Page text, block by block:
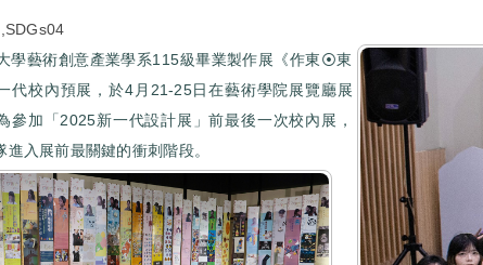
學藝術創意產業學系115級畢業製作展《作東⦿東
代校內預展，於4月21-25日在藝術學院展覽廳展
參加「2025新一代設計展」前最後一次校內展，
入展前最關鍵的衝刺階段。